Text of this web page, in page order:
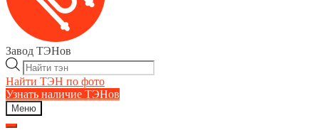
Завод ТЭНов
Поиск
товаров
Найти ТЭН по фото
Узнать наличие ТЭНов
Меню